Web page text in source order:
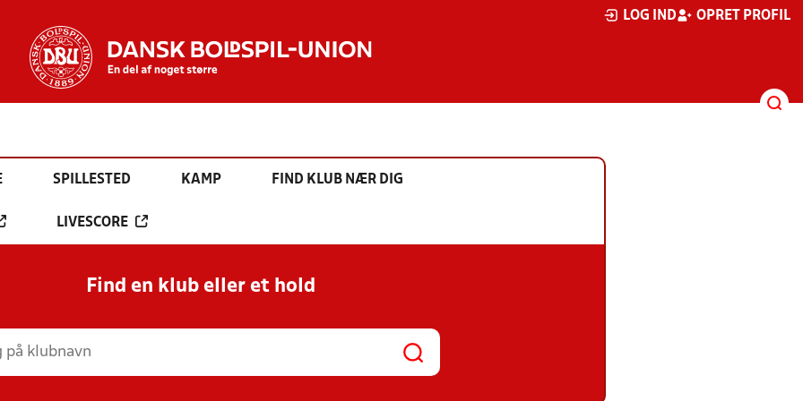
LOG IND OPRET PROFIL
SPILLESTED KAMP FIND KLUB NÆR DIG
LIVESCORE
Find en klub eller et hold